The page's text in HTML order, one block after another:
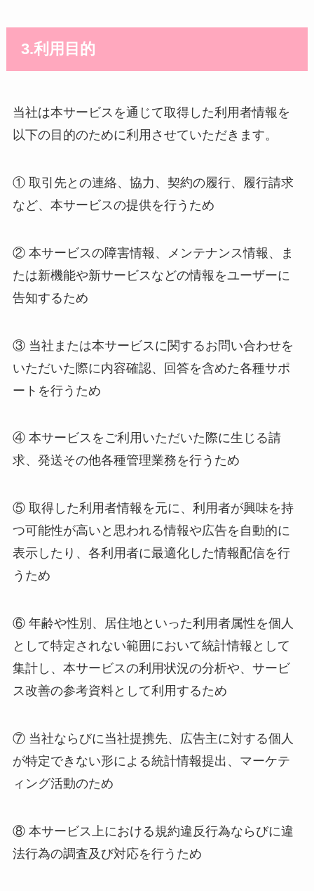
3.利用目的
当社は本サービスを通じて取得した利用者情報を
以下の目的のために利用させていただきます。
① 取引先との連絡、協力、契約の履行、履行請求
など、本サービスの提供を行うため
② 本サービスの障害情報、メンテナンス情報、ま
たは新機能や新サービスなどの情報をユーザーに
告知するため
③ 当社または本サービスに関するお問い合わせを
いただいた際に内容確認、回答を含めた各種サポ
ートを行うため
④ 本サービスをご利用いただいた際に生じる請
求、発送その他各種管理業務を行うため
⑤ 取得した利用者情報を元に、利用者が興味を持
つ可能性が高いと思われる情報や広告を自動的に
表示したり、各利用者に最適化した情報配信を行
うため
⑥ 年齢や性別、居住地といった利用者属性を個人
として特定されない範囲において統計情報として
集計し、本サービスの利用状況の分析や、サービ
ス改善の参考資料として利用するため
⑦ 当社ならびに当社提携先、広告主に対する個人
が特定できない形による統計情報提出、マーケテ
ィング活動のため
⑧ 本サービス上における規約違反行為ならびに違
法行為の調査及び対応を行うため